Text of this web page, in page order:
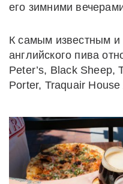
его зимними
К самым известным
английского пива
Peter’s, Black Sheep,
Porter, Traquair House